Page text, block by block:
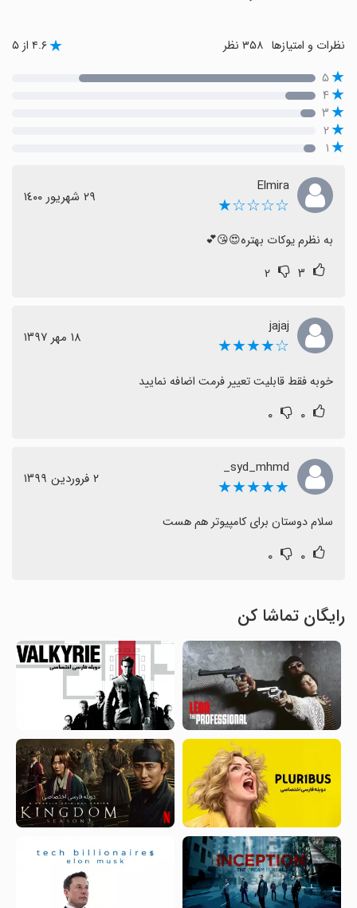
نظرات و امتیازها ۴.۶ از ۵
۵
۴
۳
۲
۱
Elmira
☆☆☆☆★ ٢٩ شهریور ١٤٠٠
به نظرم یوکات بهتره😍😘💕
۳ ۲
jajaj
☆★★★★ ١٨ مهر ١٣٩٧
خوبه فقط قابلیت تعییر فرمت اضافه نمایید
۰ ۰
syd_mhmd_
★★★★★ ٢ فروردین ١٣٩٩
سلام دوستان برای کامپیوتر هم هست
۰ ۰
رایگان تماشا کن